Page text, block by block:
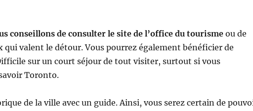
conseillons de consulter le site de l’office du tourisme ou de
qui valent le détour. Vous pourrez également bénéficier de
sur un court séjour de tout visiter, surtout si vous
Toronto.
de la ville avec un guide. Ainsi, vous serez certain de